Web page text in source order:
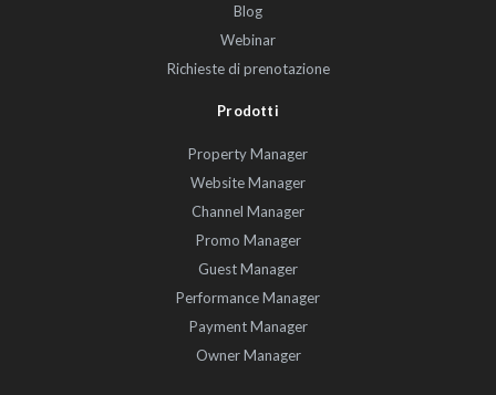
Blog
Webinar
Richieste di prenotazione
Prodotti
Property Manager
Website Manager
Channel Manager
Promo Manager
Guest Manager
Performance Manager
Payment Manager
Owner Manager